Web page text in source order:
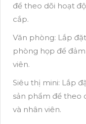
để theo dõi hoạt
cắp.
Văn phòng: Lắp
phòng họp để
viên.
Siêu thị mini: Lắp
sản phẩm để theo
và nhân viên.